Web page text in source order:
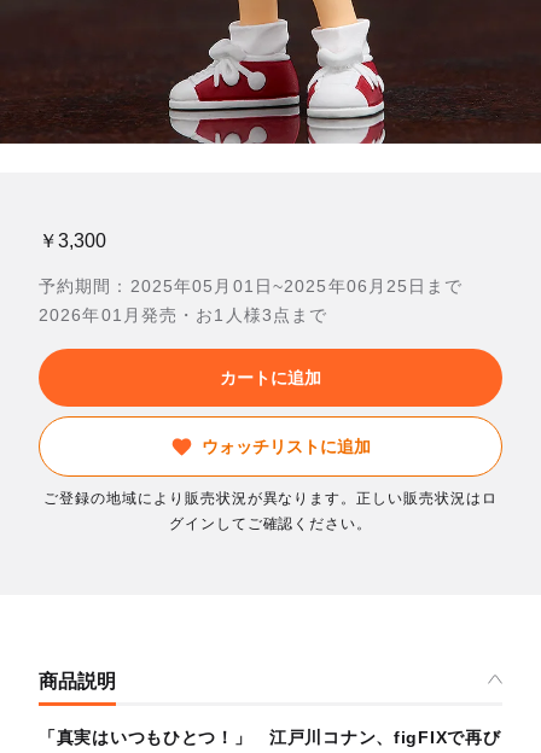
￥3,300
予約期間：2025年05月01日~2025年06月25日まで
2026年01月発売・お1人様3点まで
カートに追加
ウォッチリストに追加
ご登録の地域により販売状況が異なります。正しい販売状況はロ
グインしてご確認ください。
商品説明
「真実はいつもひとつ！」 江戸川コナン、figFIXで再び